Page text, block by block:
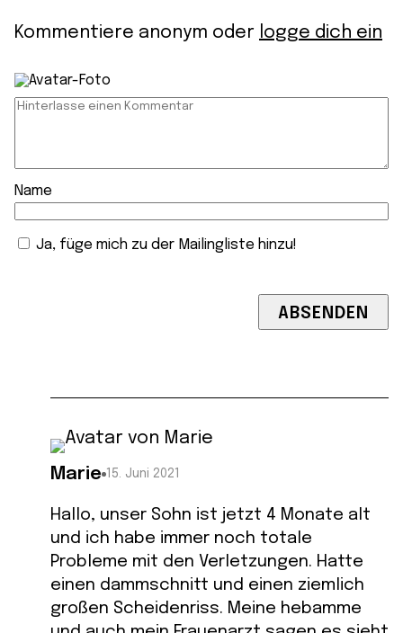
Kommentiere anonym oder logge dich ein
Name
Ja, füge mich zu der Mailingliste hinzu!
Marie 15. Juni 2021
Hallo, unser Sohn ist jetzt 4 Monate alt
und ich habe immer noch totale
Probleme mit den Verletzungen. Hatte
einen dammschnitt und einen ziemlich
großen Scheidenriss. Meine hebamme